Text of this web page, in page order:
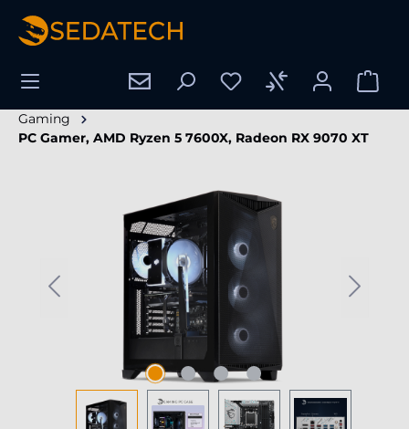
principal
Gaming
PC Gamer, AMD Ryzen 5 7600X, Radeon RX 9070 XT
Ignorer la galerie d'images